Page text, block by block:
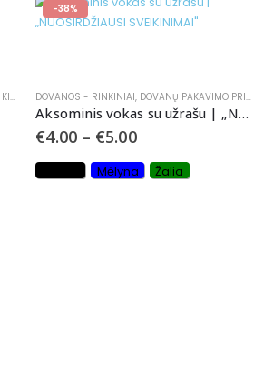
KITA ŽAISLAI
-38%
DOVANOS - RINKINIAI, DOVANŲ PAKAVIMO PRIEMONĖS
Aksominis vokas su užrašu | „NUOŠIRDŽIAUSI SVEIKINIMAI”
€4.00 – €5.00
Mėlyna Žalia